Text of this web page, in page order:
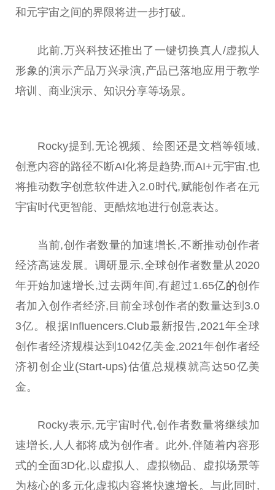
和元宇宙之间的界限将进一步打破。
此前,万兴科技还推出了一键切换真人/虚拟人
形象的演示产品万兴录演,产品已落地应用于教学
培训、商业演示、知识分享等场景。
Rocky提到,无论视频、绘图还是文档等领域,
创意内容的路径不断AI化将是趋势,而AI+元宇宙,也
将推动数字创意软件进入2.0时代,赋能创作者在元
宇宙时代更智能、更酷炫地进行创意表达。
当前,创作者数量的加速增长,不断推动创作者
经济高速发展。调研显示,全球创作者数量从2020
年开始加速增长,过去两年间,有超过1.65亿的创作
者加入创作者经济,目前全球创作者的数量达到3.0
3亿。根据Influencers.Club最新报告,2021年全球
创作者经济规模达到1042亿美金,2021年创作者经
济初创企业(Start-ups)估值总规模就高达50亿美
金。
Rocky表示,元宇宙时代,创作者数量将继续加
速增长,人人都将成为创作者。此外,伴随着内容形
式的全面3D化,以虚拟人、虚拟物品、虚拟场景等
为核心的多元化虚拟内容将快速增长。与此同时,